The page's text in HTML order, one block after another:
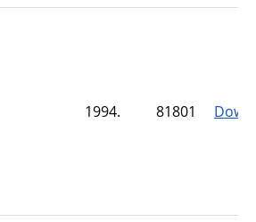
1994. 81801